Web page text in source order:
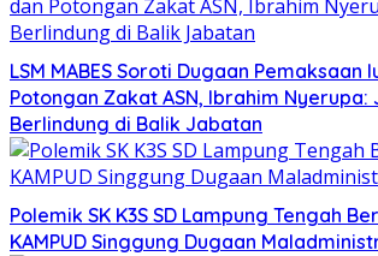
LSM MABES Soroti Dugaan Pemaksaan
Potongan Zakat ASN, Ibrahim Nyerupa:
Berlindung di Balik Jabatan
Polemik SK K3S SD Lampung Tengah
KAMPUD Singgung Dugaan